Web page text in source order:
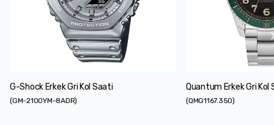
G-Shock Erkek Gri Kol Saati
(GM-2100YM-8ADR)
Quantum Erkek Gri Kol
(QMG1167.350)